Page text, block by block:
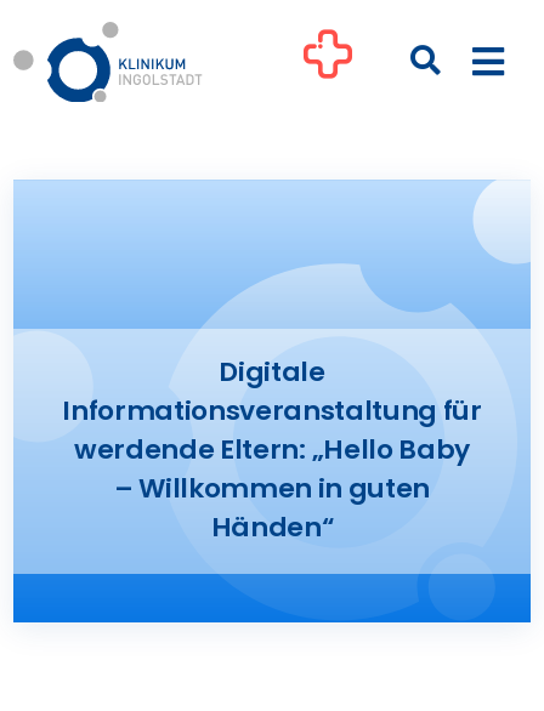
Inhalt
springen
Patienten & Besucher
Pflege
Unternehmen
Digitale
Informationsveranstaltung für
werdende Eltern: „Hello Baby
– Willkommen in guten
Händen“